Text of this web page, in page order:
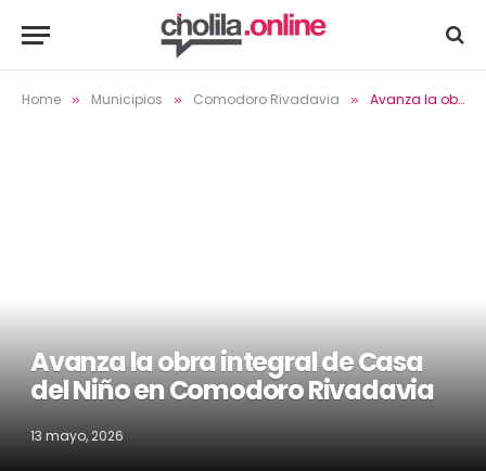
Home » Municipios » Comodoro Rivadavia » Avanza la obra integral de Casa del Niño en Comodoro Rivadavia
Avanza la obra integral de Casa
del Niño en Comodoro Rivadavia
13 mayo, 2026